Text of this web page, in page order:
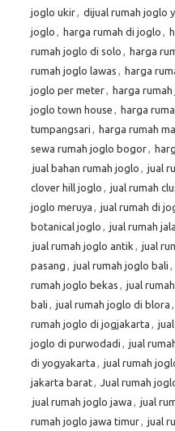
joglo ukir, dijual rumah joglo
joglo , harga rumah di joglo ,
rumah joglo di solo , harga
rumah joglo lawas , harga
joglo per meter, harga
joglo town house , harga
tumpangsari , harga rumah
sewa rumah joglo bogor,
jual bahan rumah joglo , jual
clover hill joglo , jual rumah
joglo meruya , jual rumah di
botanical joglo , jual rumah
jual rumah joglo antik , jual
pasang , jual rumah joglo bali ,
rumah joglo bekas , jual
bali , jual rumah joglo di blora ,
rumah joglo di jogjakarta ,
joglo di purwodadi , jual
di yogyakarta , jual rumah
jakarta barat, Jual rumah
jual rumah joglo jawa , jual
rumah joglo jawa timur, jual